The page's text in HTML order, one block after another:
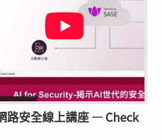
路安全線上講座 — Check